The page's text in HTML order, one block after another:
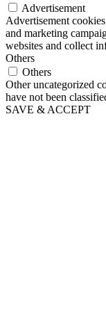
Advertisement
Advertisement
and marketing
websites and collect
Others
Others
Other uncategorized
have not been
SAVE & ACCEPT